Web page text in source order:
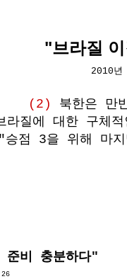
"브라질
2010
(2)
북한은 만
질에 대한 구체
점 3을 위해 마
비 충분하다"